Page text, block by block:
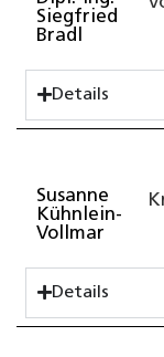
Siegfried
Bradl
Details
Susanne
Kühnlein-
Vollmar
Details